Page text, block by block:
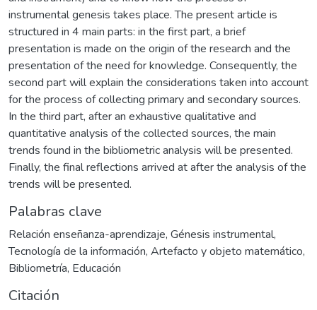
instrumental genesis takes place. The present article is
structured in 4 main parts: in the first part, a brief
presentation is made on the origin of the research and the
presentation of the need for knowledge. Consequently, the
second part will explain the considerations taken into account
for the process of collecting primary and secondary sources.
In the third part, after an exhaustive qualitative and
quantitative analysis of the collected sources, the main
trends found in the bibliometric analysis will be presented.
Finally, the final reflections arrived at after the analysis of the
trends will be presented.
Palabras clave
Relación enseñanza-aprendizaje, Génesis instrumental,
Tecnología de la información, Artefacto y objeto matemático,
Bibliometría, Educación
Citación